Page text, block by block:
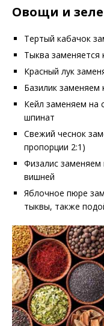
Овощи и
Тертый кабачок
Тыква заменяется
Красный лук
Базилик заменяем
Кейл заменяем на
шпинат
Свежий чеснок
пропорции 2:1)
Физалис
вишней
Яблочное пюре
тыквы, также